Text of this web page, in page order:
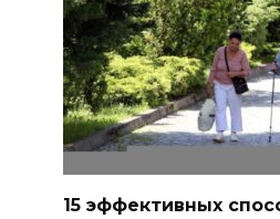
15 эффективных